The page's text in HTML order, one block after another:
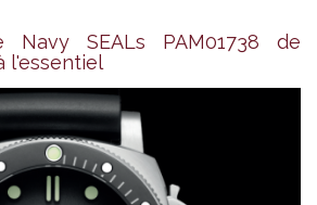
Navy SEALs PAM01738 de
l'essentiel